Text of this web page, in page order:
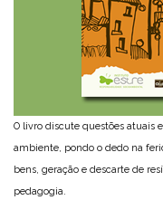
O livro discute questões atuais
ambiente, pondo o dedo na
bens, geração e descarte de
pedagogia.